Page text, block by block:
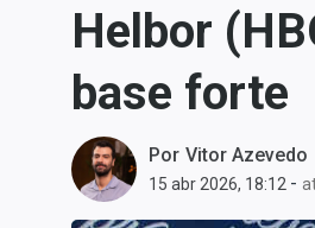
Carteiras Recomendadas
Central de Fundos
Central dos IPOs
Renda Fixa
Helbor
base forte
Por Vitor Azevedo
15 abr 2026, 18:12 -